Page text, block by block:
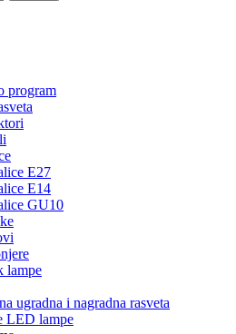
program
E27
E14
GU10
lampe
ugradna i nagradna rasveta
LED lampe